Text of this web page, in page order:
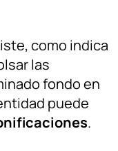
como indica
las
fondo en
puede
.